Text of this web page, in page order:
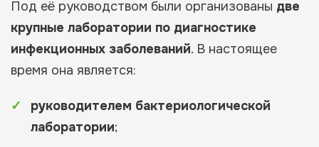
Под её руководством были организованы две
крупные лаборатории по диагностике
инфекционных заболеваний. В настоящее
время она является:
руководителем бактериологической
лаборатории;